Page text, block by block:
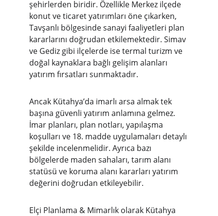
şehirlerden biridir. Özellikle Merkez ilçede
konut ve ticaret yatırımları öne çıkarken,
Tavşanlı bölgesinde sanayi faaliyetleri plan
kararlarını doğrudan etkilemektedir. Simav
ve Gediz gibi ilçelerde ise termal turizm ve
doğal kaynaklara bağlı gelişim alanları
yatırım fırsatları sunmaktadır.
Ancak Kütahya’da imarlı arsa almak tek
başına güvenli yatırım anlamına gelmez.
İmar planları, plan notları, yapılaşma
koşulları ve 18. madde uygulamaları detaylı
şekilde incelenmelidir. Ayrıca bazı
bölgelerde maden sahaları, tarım alanı
statüsü ve koruma alanı kararları yatırım
değerini doğrudan etkileyebilir.
Elçi Planlama & Mimarlık olarak Kütahya